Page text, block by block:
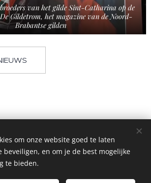
van het gilde Sint-Catharina op de
Gildetrom, het magazine van de Noord-
Brabantse gilden
Alle rechten voorbehouden
om onze website goed te laten
en om je de best mogelijke
te bieden.